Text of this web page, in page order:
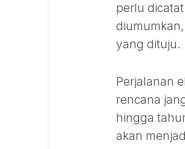
perlu
yang dituju.
Perjalanan
rencana
hingga
akan